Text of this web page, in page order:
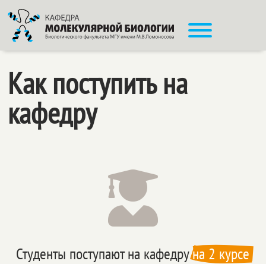
Как поступить на
кафедру

Студенты поступают на кафедру на 2 курсе